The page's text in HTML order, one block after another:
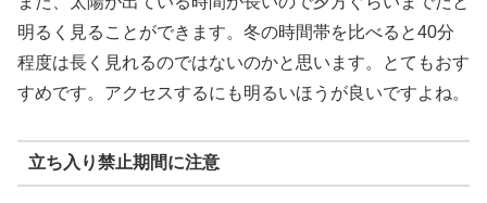
明るく見ることができます。冬の時間帯を比べると40分
程度は長く見れるのではないのかと思います。とてもおす
すめです。アクセスするにも明るいほうが良いですよね。
立ち入り禁止期間に注意